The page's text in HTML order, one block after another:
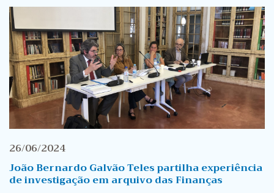
26/06/2024
João Bernardo Galvão Teles partilha experiência
de investigação em arquivo das Finanças